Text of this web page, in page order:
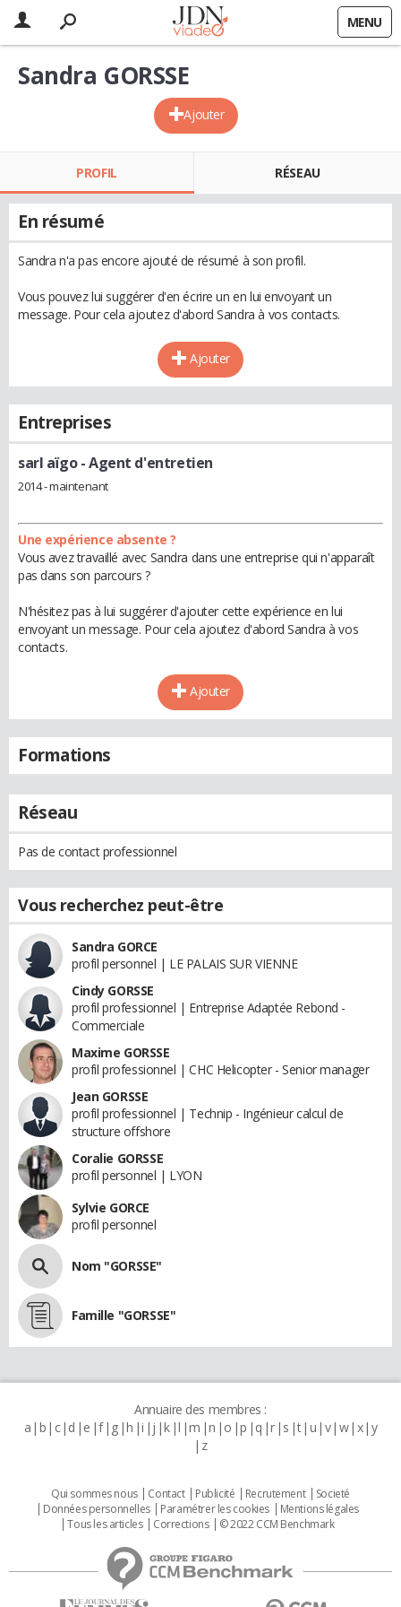
MENU
Ajouter
Sandra GORSSE
PROFIL RÉSEAU
En résumé
Sandra n'a pas encore ajouté de résumé à son profil.
Vous pouvez lui suggérer d'en écrire un en lui envoyant un
message. Pour cela ajoutez d'abord Sandra à vos contacts.
Ajouter
Entreprises
sarl aïgo- Agent d'entretien
2014 - maintenant
Une expérience absente ?
Vous avez travaillé avec Sandra dans une entreprise qui n'apparaît
pas dans son parcours ?
N'hésitez pas à lui suggérer d'ajouter cette expérience en lui
envoyant un message. Pour cela ajoutez d'abord Sandra à vos
contacts.
Ajouter
Formations
Réseau
Pas de contact professionnel
Vous recherchez peut-être
Sandra GORCE
profil personnel | LE PALAIS SUR VIENNE
Cindy GORSSE
profil professionnel | Entreprise Adaptée Rebond -
Commerciale
Maxime GORSSE
profil professionnel | CHC Helicopter - Senior manager
Jean GORSSE
profil professionnel | Technip - Ingénieur calcul de
structure offshore
Coralie GORSSE
profil personnel | LYON
Sylvie GORCE
profil personnel
Nom "GORSSE"
Famille "GORSSE"
Annuaire des membres :
a b c d e f g h i j k l m n o p q r s t u v w x y
z
Qui sommes nous Contact Publicité Recrutement
Societé
Données personnelles
Paramétrer les cookies
Mentions légales
Tous les articles
Corrections © 2022 CCM Benchmark